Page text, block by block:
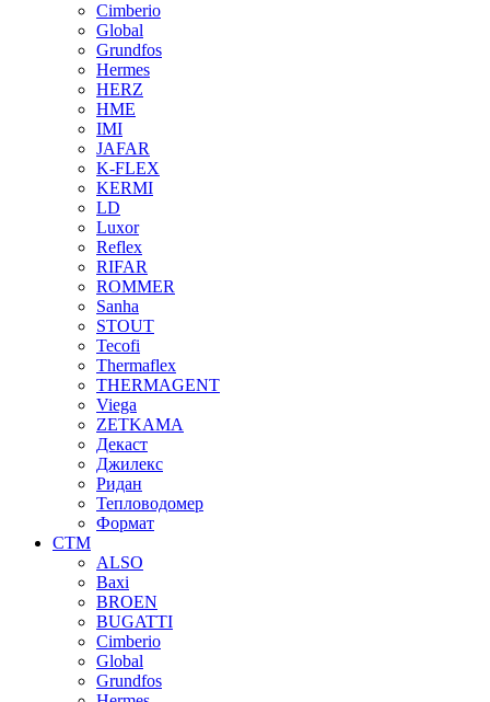
Cimberio
Global
Grundfos
Hermes
HERZ
HME
IMI
JAFAR
K-FLEX
KERMI
LD
Luxor
Reflex
RIFAR
ROMMER
Sanha
STOUT
Tecofi
Thermaflex
THERMAGENT
Viega
ZETKAMA
Декаст
Джилекс
Ридан
Тепловодомер
Формат
СТМ
ALSO
Baxi
BROEN
BUGATTI
Cimberio
Global
Grundfos